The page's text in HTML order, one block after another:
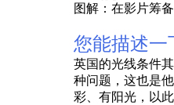
图解：在影片筹
您能描述一
英国的光线条件
种问题，这也是
彩、有阳光，以